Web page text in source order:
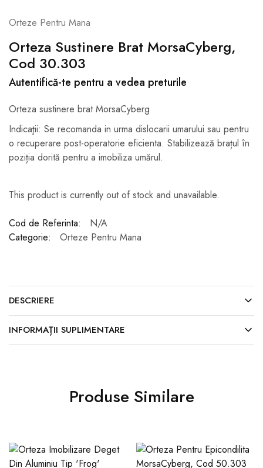
Orteze Pentru Mana
Orteza Sustinere Brat MorsaCyberg,
Cod 30.303
Autentifică-te pentru a vedea preturile
Orteza sustinere brat MorsaCyberg
Indicaţii: Se recomanda in urma dislocarii umarului sau pentru
o recuperare post-operatorie eficienta. Stabilizează brațul în
poziția dorită pentru a imobiliza umărul.
This product is currently out of stock and unavailable.
Cod de Referinta:
N/A
Categorie:
Orteze Pentru Mana
DESCRIERE
INFORMAȚII SUPLIMENTARE
Produse Similare